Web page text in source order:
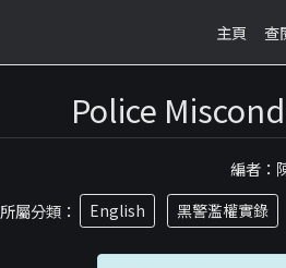
主頁 查
Police
編者：
所屬分類：
English 黑警濫權實錄